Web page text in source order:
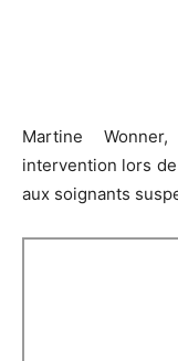
Martine
intervention lors
aux soignants